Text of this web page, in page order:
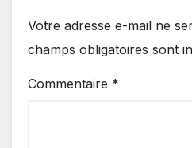
Votre adresse e-mail ne
champs obligatoires sont
Commentaire *